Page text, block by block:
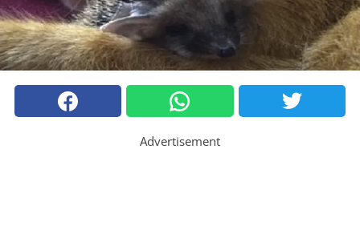
Advertisement